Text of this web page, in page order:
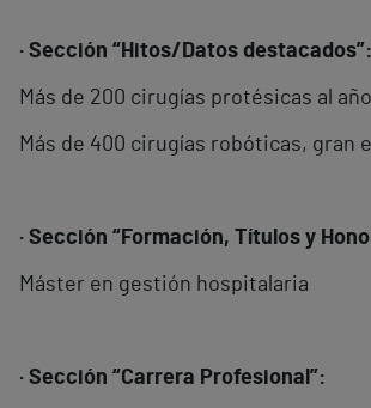
· Sección “Hitos/Datos destacados”:
Más de 200 cirugías protésicas al
Más de 400 cirugías robóticas, gran
· Sección “Formación, Títulos y
Máster en gestión hospitalaria
· Sección “Carrera Profesional”: